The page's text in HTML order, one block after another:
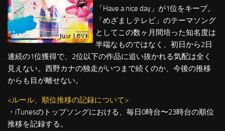
「Have a nice day」が1位をキープ。
「めざましテレビ」のテーマソング
としてこの数ヶ月間培った知名度は
半端なものではなく、初日から2日
連続の1位獲得で、2位以下の作品に追い抜かれる気配は全く
見えない。西野カナの独走がいつまで続くのか、今後の推移
からも目が離せない。
<ルール、順位推移の記録について>
・iTunesのトップソングにおける、毎日0時台〜23時台の順位
推移を記録する。